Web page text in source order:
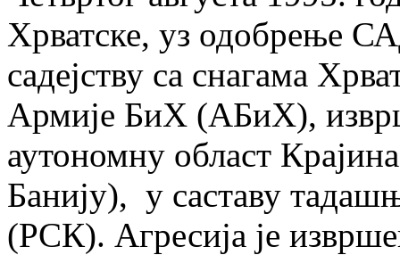
Хрватске, уз одобрење
садејству са снагама
Армије БиХ (АБиХ),
аутономну област
Банију), у саставу
(РСК). Агресија је